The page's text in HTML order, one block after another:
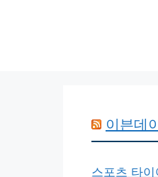
이븐데
스포츠 타